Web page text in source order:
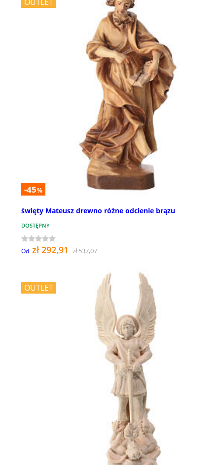
-45%
święty Mateusz drewno różne odcienie brązu
DOSTĘPNY
Od zł 292,91 zł 537,07
OUTLET